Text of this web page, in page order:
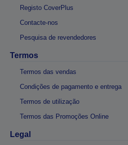
Registo CoverPlus
Contacte-nos
Pesquisa de revendedores
Termos
Termos das vendas
Condições de pagamento e entrega
Termos de utilização
Termos das Promoções Online
Legal